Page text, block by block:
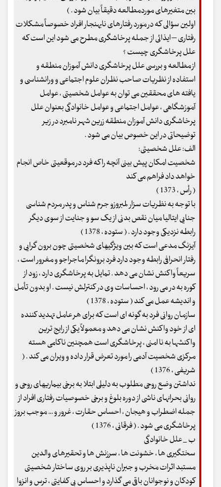
بین متغیرهای موردمطالعه دقیقاً بیان شود . )
اولین سؤالی که در مورد رفتارهای نابهنجار افراد خصوصاً مشکلات
رفتاری – ایذائی از جمله پرخاشگری مطرح می شود این است که
علل پرخاشگری چیست ؟
از مطالعه و بررسی علل پرخاشگری دانش آموزان منطقه و
استفاده از نظریات صاحب نظران علوم اجتماعی و ورانشناسی و
یافته های محققین می توان به عوامل شخصیتی ، عوامل
آموزشگاهی ، عوامل اجتماعی و عوامل خانوادگی بعنوان علل
پرخاشگری دانش آموزان منطقه زرین شهر نامبرد در زیر
توضیحاتی در این خصوص بیان می شود .
الف: علل شخصیتی:
شخصیت امکان پیش بینی آنچه را که فرد در موقعیتی خاص انجام
خواهد داد فراهم می کند
( رأس ، 1373 )
با توجه به نظریات سزار لمبروزو جرم شناس و پدر مردم شناسی
جنایی ایتالیا میان نقص بدنی از یک سو و جنایت از سوی دیگر
رابطه نزدیکی وجود دارد . ( ستوده ، 1378 )
آیزنگ مدعی است که بین ویژگیهای شخصیتی چون برون گرایی و
رفتار انحرافی رابطه وجود دارد فرد برونگرا ماجراجو و مغرور است ،
سریعاً واکنش نشان می دهد . تمایل به پرخاشگری دارد ، زود از
کوره به در می رود ، احساسات وی در کنترلش نیست . او بدون تأمل
و اندیشه عمل می کند ( ستوده ، 1378 )
سازمان روانی فرد به گونه ای است که برای هر عامل تهدید کننده
ای از خود واکنش نشان می دهد و معمولاً یکی از رایج ترین
واکنشها به نا امنی ، پرخاشگری است همچنین ناکامی هسته
مرکزی شخصیت آدمی را مورد تعرض قرار داده و ویران می کند . (
شریفی ، 1376 )
نداشتن وضع روحی مطلوب به دلیلی ابتلا به برخی بیماریهای روحی و
روانی بحرانهای ناشی از دوره بلوغ و برخی خصوصیات رفتاری افراد از
جمله اضطراب و هیجان ، احساس حقارت ، غرور و … موجب بروز
پرخاشگری می شود . ( فرقانی ، 1376 )
ب _ علل خانوادگی
سختگیری ها ، خشونت ها ، سرزنش ها و تحقیرهای والدین
مستبد اثرات مخرب و جبران ناپذیری بر روی ساختار شخصیتی
کودکان و نوجوانان باقی می گذارد و احساس بی کفایتی ، ترس و انزوا